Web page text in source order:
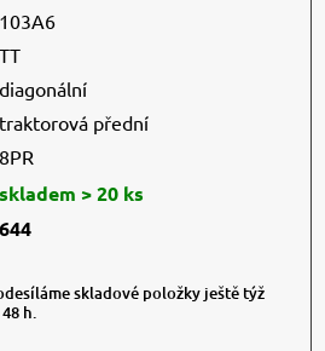
103A6
TT
diagonální
traktorová přední
8PR
skladem > 20 ks
644
skladové položky ještě týž
h.